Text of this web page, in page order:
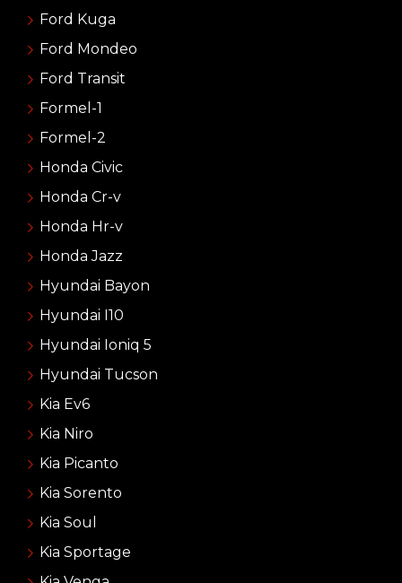
Ford Kuga
Ford Mondeo
Ford Transit
Formel-1
Formel-2
Honda Civic
Honda Cr-v
Honda Hr-v
Honda Jazz
Hyundai Bayon
Hyundai I10
Hyundai Ioniq 5
Hyundai Tucson
Kia Ev6
Kia Niro
Kia Picanto
Kia Sorento
Kia Soul
Kia Sportage